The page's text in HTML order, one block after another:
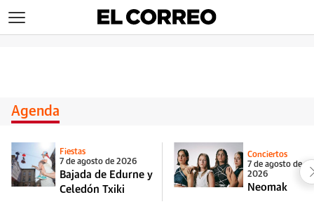
Agenda
Fiestas
7 de agosto de 2026
Bajada de Edurne y
Celedón Txiki
Conciertos
7 de agosto de
2026
Neomak